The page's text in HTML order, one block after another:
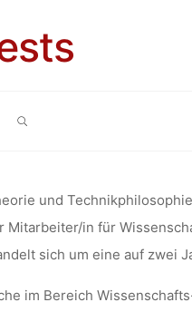
und
und
in für
sich um eine auf zwei
im Bereich